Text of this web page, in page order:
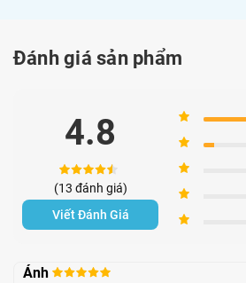
Đánh giá sản phẩm
4.8
(13 đánh giá)
5
4
3
2
1
Viết Đánh Giá
Ánh